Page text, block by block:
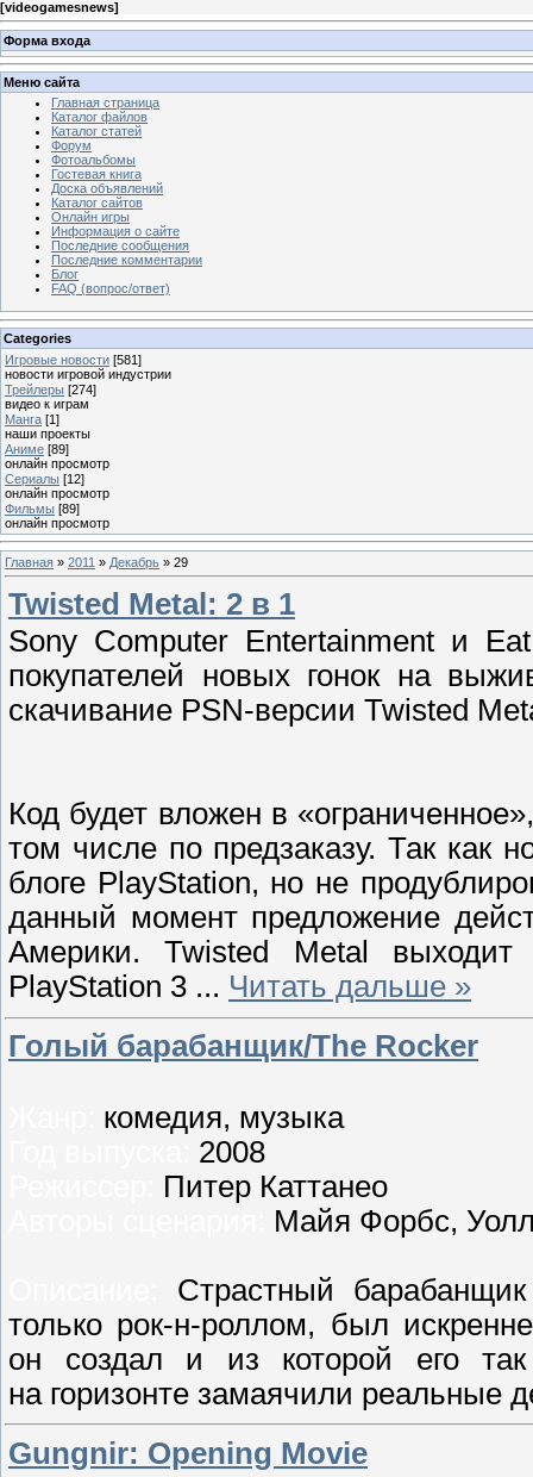
[videogamesnews]
Форма входа
Меню сайта
Главная страница
Каталог файлов
Каталог статей
Форум
Фотоальбомы
Гостевая книга
Доска объявлений
Каталог сайтов
Онлайн игры
Информация о сайте
Последние сообщения
Последние комментарии
Блог
FAQ (вопрос/ответ)
Categories
Игровые новости [581]
новости игровой индустрии
Трейлеры [274]
видео к играм
Манга [1]
наши проекты
Аниме [89]
онлайн просмотр
Сериалы [12]
онлайн просмотр
Фильмы [89]
онлайн просмотр
Главная » 2011 » Декабрь » 29
Twisted Metal: 2 в 1
Sony Computer Entertainment и
покупателей новых гонок на
скачивание PSN-версии Twisted
Код будет вложен в
том числе по предзаказу. Так как
блоге PlayStation, но не
данный момент предложение
Америки. Twisted Metal
PlayStation 3 ... Читать дальше »
Голый барабанщик/The Rocker
комедия, музыка
2008
Питер Каттанео
Майя Форбс,
Страстный
только рок-н-роллом, был
он создал и из которой его
на горизонте замаячили реальные
Gungnir: Opening Movie